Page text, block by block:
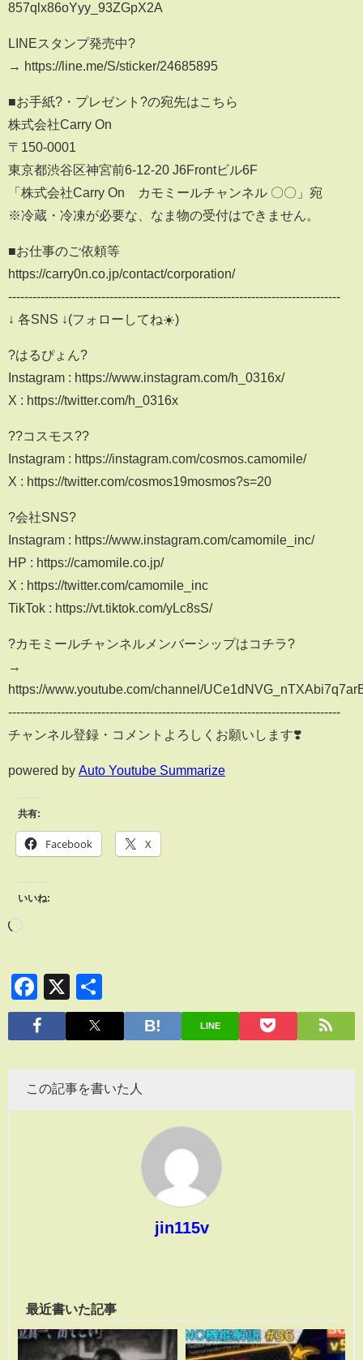
857qlx86oYyy_93ZGpX2A
LINEスタンプ発売中?
→ https://line.me/S/sticker/24685895
■お手紙?・プレゼント?の宛先はこちら
株式会社Carry On
〒150-0001
東京都渋谷区神宮前6-12-20 J6Frontビル6F
「株式会社Carry On カモミールチャンネル 〇〇」宛
※冷蔵・冷凍が必要な、なま物の受付はできません。
■お仕事のご依頼等
https://carry0n.co.jp/contact/corporation/
----------------------------------------------------------------------------------
↓ 各SNS ↓(フォローしてね☀️)
?はるぴょん?
Instagram : https://www.instagram.com/h_0316x/
X : https://twitter.com/h_0316x
??コスモス??
Instagram : https://instagram.com/cosmos.camomile/
X : https://twitter.com/cosmos19mosmos?s=20
?会社SNS?
Instagram : https://www.instagram.com/camomile_inc/
HP : https://camomile.co.jp/
X : https://twitter.com/camomile_inc
TikTok : https://vt.tiktok.com/yLc8sS/
?カモミールチャンネルメンバーシップはコチラ?
→
https://www.youtube.com/channel/
----------------------------------------------------------------------------------
チャンネル登録・コメントよろしくお願いします❣️
powered by Auto Youtube Summarize
共有:
Facebook X
いいね:
Facebook
X
有
LINE
この記事を書いた人
jin115v
最近書いた記事